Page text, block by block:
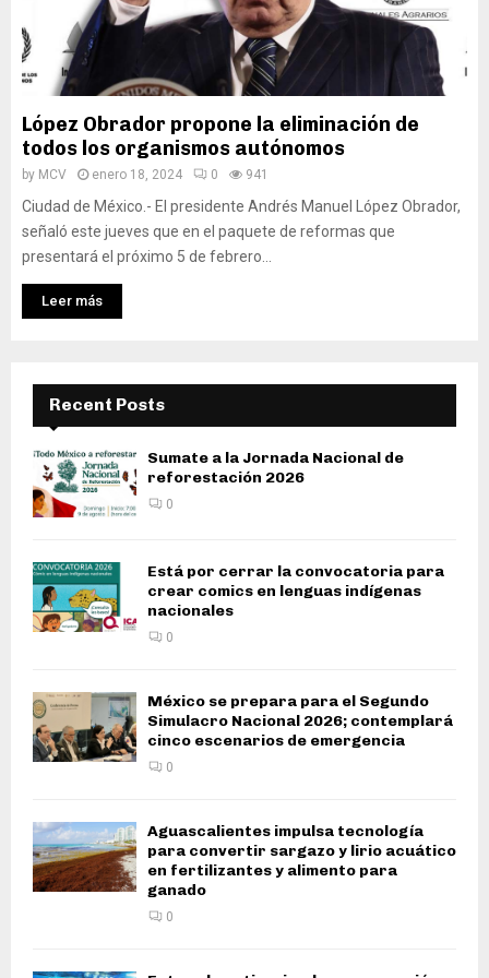
López Obrador propone la eliminación de
todos los organismos autónomos
by MCV enero 18, 2024 0 941
Ciudad de México.- El presidente Andrés Manuel López Obrador,
señaló este jueves que en el paquete de reformas que
presentará el próximo 5 de febrero...
Leer más
Recent Posts
Sumate a la Jornada Nacional de
reforestación 2026
0
Está por cerrar la convocatoria para
crear comics en lenguas indígenas
nacionales
0
México se prepara para el Segundo
Simulacro Nacional 2026; contemplará
cinco escenarios de emergencia
0
Aguascalientes impulsa tecnología
para convertir sargazo y lirio acuático
en fertilizantes y alimento para
ganado
0